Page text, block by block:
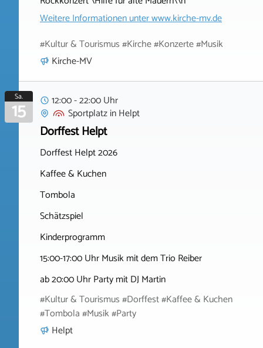
Weitere Informationen unterwww.kirche-mv.de
#Kultur & Tourismus #Kirche #Konzerte #Musik
Kirche-MV
Sa.
15
12:00 - 22:00 Uhr
SportplatzinHelpt
Dorffest Helpt
Dorffest Helpt 2026
Kaffee & Kuchen
Tombola
Schätzspiel
Kinderprogramm
15:00-17:00 Uhr Musik mit dem Trio Reiber
ab 20:00 Uhr Party mit DJ Martin
#Kultur & Tourismus #Dorffest #Kaffee & Kuchen
#Tombola #Musik #Party
Helpt